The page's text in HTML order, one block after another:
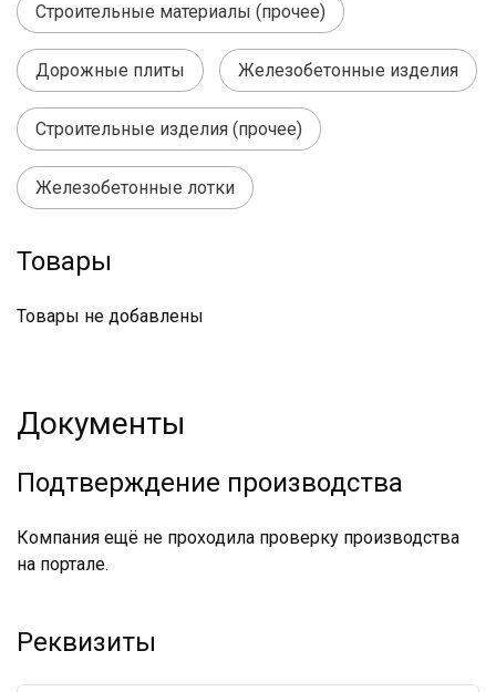
Строительные материалы (прочее)
Дорожные плиты Железобетонные изделия
Строительные изделия (прочее)
Железобетонные лотки
Товары
Товары не добавлены
Документы
Подтверждение производства
Компания ещё не проходила проверку производства
на портале.
Реквизиты